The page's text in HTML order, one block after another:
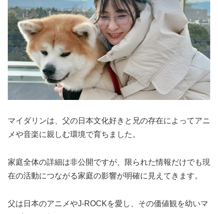
マイダリンは、父の日本文化好きと兄の存在によってアニ
メや音楽に親しむ環境で育ちました。
家庭全体の詳細は非公開ですが、限られた情報だけでも現
在の活動につながる家庭の影響が明確に見えてきます。
父は日本のアニメやJ-ROCKを愛し、その価値観を幼いマ